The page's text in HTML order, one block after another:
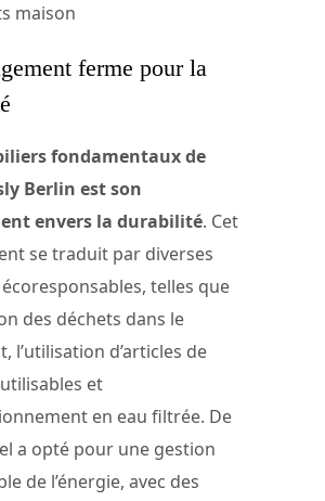
maison​
ferme pour la
fondamentaux de
Berlin est son
envers la durabilité. Cet
se traduit par diverses
telles que
des déchets dans le
l’utilisation d’articles de
et
en eau filtrée. De
a opté pour une gestion
de l’énergie, avec des